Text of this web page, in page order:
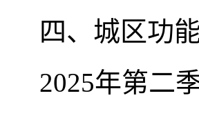
四、城区功
2025年第二